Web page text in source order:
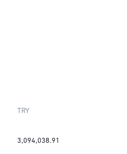
TRY
3,094,038.91